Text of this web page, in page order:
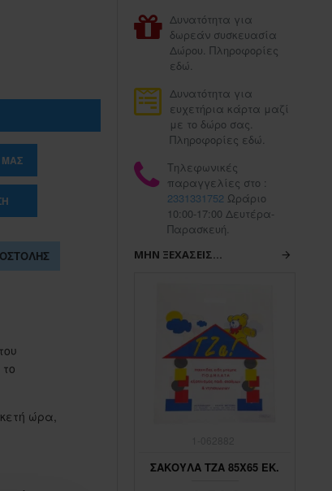
ΜΑΣ
ώρα,
Δυνατότητα για
δωρεάν συσκευασία
Δώρου. Πληροφορίες
εδώ.
Δυνατότητα για
ευχετήρια κάρτα μαζί
με το δώρο σας.
Πληροφορίες εδώ.
Τηλεφωνικές
παραγγελίες στο :
2331331752 Ωράριο
10:00-17:00 Δευτέρα-
Παρασκευή.
ΜΗΝ ΞΕΧΆΣΕΙΣ...
ΣΑΚΟΥΛΑ ΤΖΑ 85Χ65 ΕΚ.